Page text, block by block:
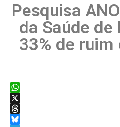
Pesquisa
da Saúde de
33% de
WhatsApp
X
Threads